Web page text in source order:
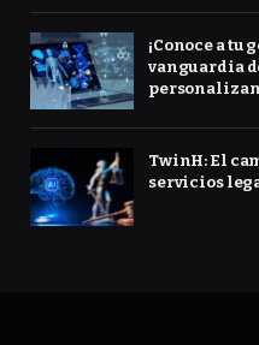
¡Conoce a tu
vanguardia
TwinH: El
servicios